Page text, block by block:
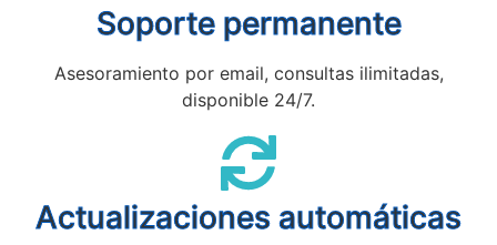
Soporte permanente
Asesoramiento por email, consultas ilimitadas,
disponible 24/7.
Actualizaciones automáticas